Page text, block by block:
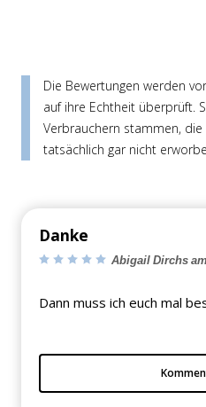
Die Bewertungen werden
auf ihre Echtheit überprüft.
Verbrauchern stammen,
tatsächlich gar nicht
Danke
Abigail Dirchs
Dann muss ich euch mal